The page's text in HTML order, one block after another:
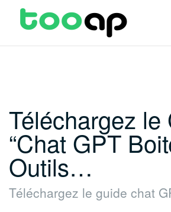
Téléchargez le
“Chat GPT
Outils…
Téléchargez le guide chat